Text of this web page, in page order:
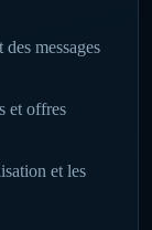
messages
et offres
et les